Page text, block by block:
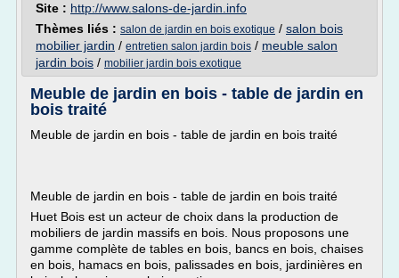
Site : http://www.salons-de-jardin.info
Thèmes liés : salon de jardin en bois exotique / salon bois
mobilier jardin / entretien salon jardin bois / meuble salon
jardin bois / mobilier jardin bois exotique
Meuble de jardin en bois - table de jardin en
bois traité
Meuble de jardin en bois - table de jardin en bois traité
Meuble de jardin en bois - table de jardin en bois traité
Huet Bois est un acteur de choix dans la production de
mobiliers de jardin massifs en bois. Nous proposons une
gamme complète de tables en bois, bancs en bois, chaises
en bois, hamacs en bois, palissades en bois, jardinières en